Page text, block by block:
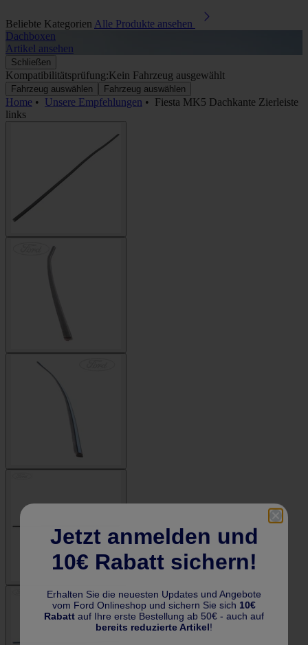
Beliebte Kategorien Alle Produkte ansehen
Dachboxen
Artikel ansehen
Schließen
Kompatibilitätsprüfung:Kein Fahrzeug ausgewählt
Fahrzeug auswählen Fahrzeug auswählen
Home • Unsere Empfehlungen • Fiesta MK5 Dachkante Zierleiste
links
Jetzt anmelden und
10€ Rabatt sichern!
Erhalten Sie die neuesten Updates und Angebote
vom Ford Onlineshop und sichern Sie sich 10€
Rabatt auf Ihre erste Bestellung ab 50€ - auch auf
bereits reduzierte Artikel!